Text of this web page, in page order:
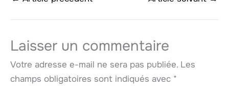
Laisser un commentaire
Votre adresse e-mail ne sera pas publiée. Les
champs obligatoires sont indiqués avec *